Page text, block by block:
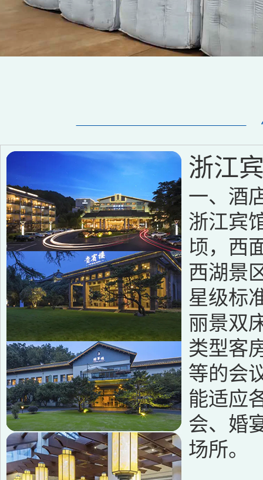
浙江
一、酒
浙江宾
顷，西
西湖景
星级标
丽景双
类型客
等的会
能适应
会、婚
场所。